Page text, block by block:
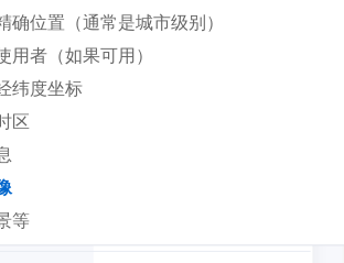
确位置（通常是城市级别）
用者（如果可用）
纬度坐标
区
等